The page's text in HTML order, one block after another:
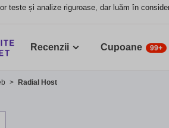
teste și analize riguroase, dar luăm în
Recenzii Cupoane 99+
> Radial Host